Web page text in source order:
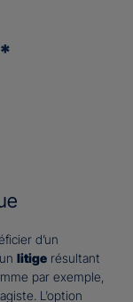
d’un
litigerésultant
par exemple,
L’option